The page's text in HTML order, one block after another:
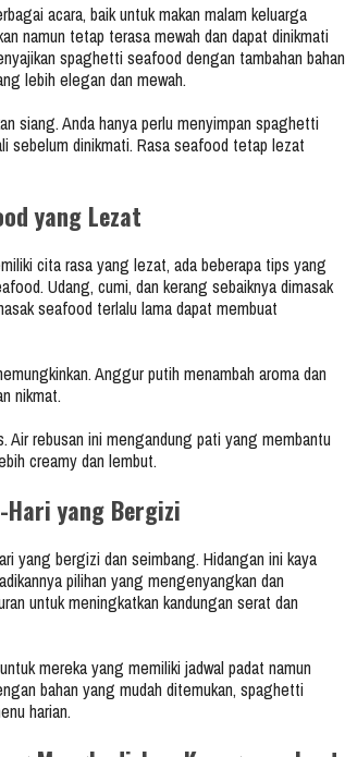
acara, baik untuk makan malam keluarga
namun tetap terasa mewah dan dapat dinikmati
spaghetti seafood dengan tambahan bahan
lebih elegan dan mewah.
siang. Anda hanya perlu menyimpan spaghetti
sebelum dinikmati. Rasa seafood tetap lezat
yang Lezat
cita rasa yang lezat, ada beberapa tips yang
Udang, cumi, dan kerang sebaiknya dimasak
seafood terlalu lama dapat membuat
Anggur putih menambah aroma dan
nikmat.
Air rebusan ini mengandung pati yang membantu
creamy dan lembut.
yang Bergizi
yang bergizi dan seimbang. Hidangan ini kaya
pilihan yang mengenyangkan dan
untuk meningkatkan kandungan serat dan
mereka yang memiliki jadwal padat namun
bahan yang mudah ditemukan, spaghetti
harian.